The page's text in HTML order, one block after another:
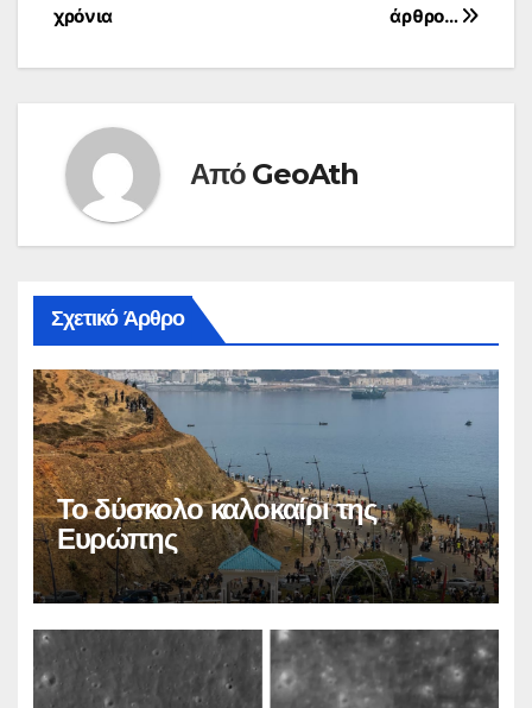
άρθρο…
χρόνια
Από GeoAth
Σχετικό Άρθρο
Το δύσκολο καλοκαίρι της
Ευρώπης